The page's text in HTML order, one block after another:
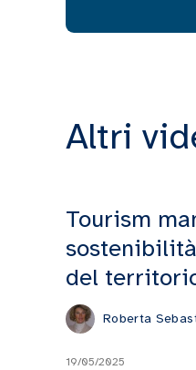
Altri
Tourism
del
Roberta
19/05/2025